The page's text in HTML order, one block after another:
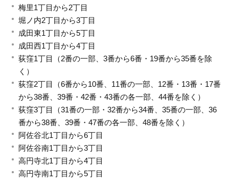
梅里1丁目から2丁目
堀ノ内2丁目から3丁目
成田東1丁目から5丁目
成田西1丁目から4丁目
荻窪1丁目（2番の一部、3番から6番・19番から35番を除
く）
荻窪2丁目（6番から10番、11番の一部、12番・13番・17番
から38番、39番・42番・43番の各一部、44番を除く）
荻窪3丁目（31番の一部・32番から34番、35番の一部、36
番から38番、39番・47番の各一部、48番を除く）
阿佐谷北1丁目から6丁目
阿佐谷南1丁目から3丁目
高円寺北1丁目から4丁目
高円寺南1丁目から5丁目